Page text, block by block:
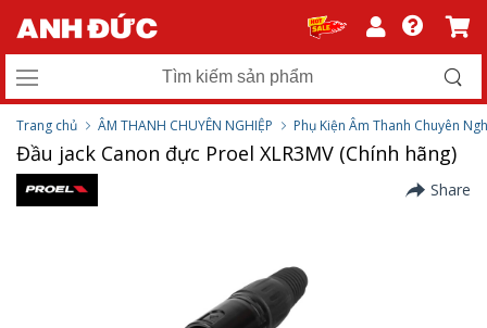
Trang chủ ÂM THANH CHUYÊN NGHIỆP Phụ Kiện Âm Thanh Chuyên
Đầu jack Canon đực Proel XLR3MV (Chính hãng)
Share